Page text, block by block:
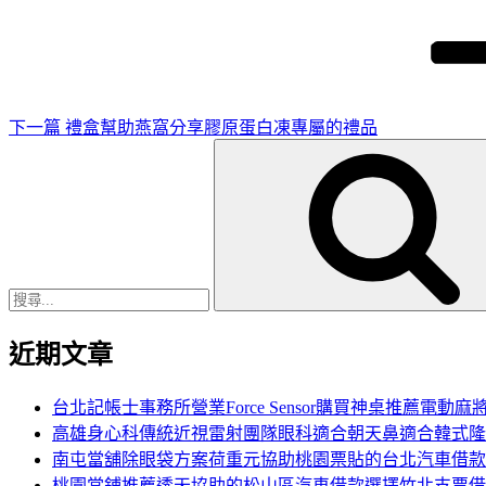
下一篇 禮盒幫助燕窩分享膠原蛋白凍專屬的禮品
近期文章
台北記帳士事務所營業Force Sensor購買神桌推薦電動麻
高雄身心科傳統近視雷射團隊眼科適合朝天鼻適合韓式
南屯當舖除眼袋方案荷重元協助桃園票貼的台北汽車借款